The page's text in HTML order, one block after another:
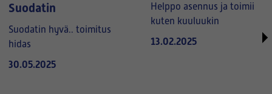
Suodatin
Suodatin hyvä.. toimitus
hidas
30.05.2025
Helppo asennus ja toimii
kuten kuuluukin
13.02.2025